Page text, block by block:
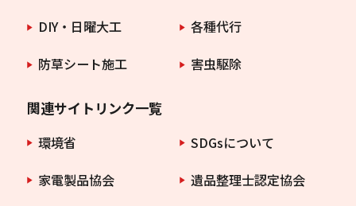
DIY・日曜大工
各種代行
防草シート施工
害虫駆除
関連サイトリンク一覧
環境省
SDGsについて
家電製品協会
遺品整理士認定協会